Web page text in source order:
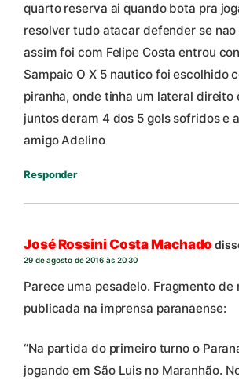
quarto reserva ai quando bota pra
resolver tudo atacar defender se
assim foi com Felipe Costa entrou
Sampaio O X 5 nautico foi escolhido
piranha, onde tinha um lateral direito
juntos deram 4 dos 5 gols sofridos e
amigo Adelino
Responder
José Rossini Costa Machado
29 de agosto de 2016 às 20:30
Parece uma pesadelo. Fragmento de
publicada na imprensa paranaense:
“Na partida do primeiro turno o
jogando em São Luis no Maranhão.